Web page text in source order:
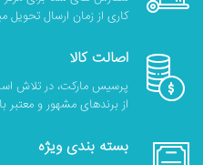
کاری از زمان ارسال تحویل
اصالت کالا
پرسیس مارکت، در تلاش
از برندهای مشهور و معتبر
بسته بندی ویژه